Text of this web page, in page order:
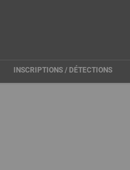
INSCRIPTIONS / DÉTECTIONS